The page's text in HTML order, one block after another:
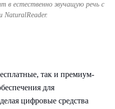
в естественно звучащую речь с
NaturalReader.
так и премиум-
для
цифровые средства